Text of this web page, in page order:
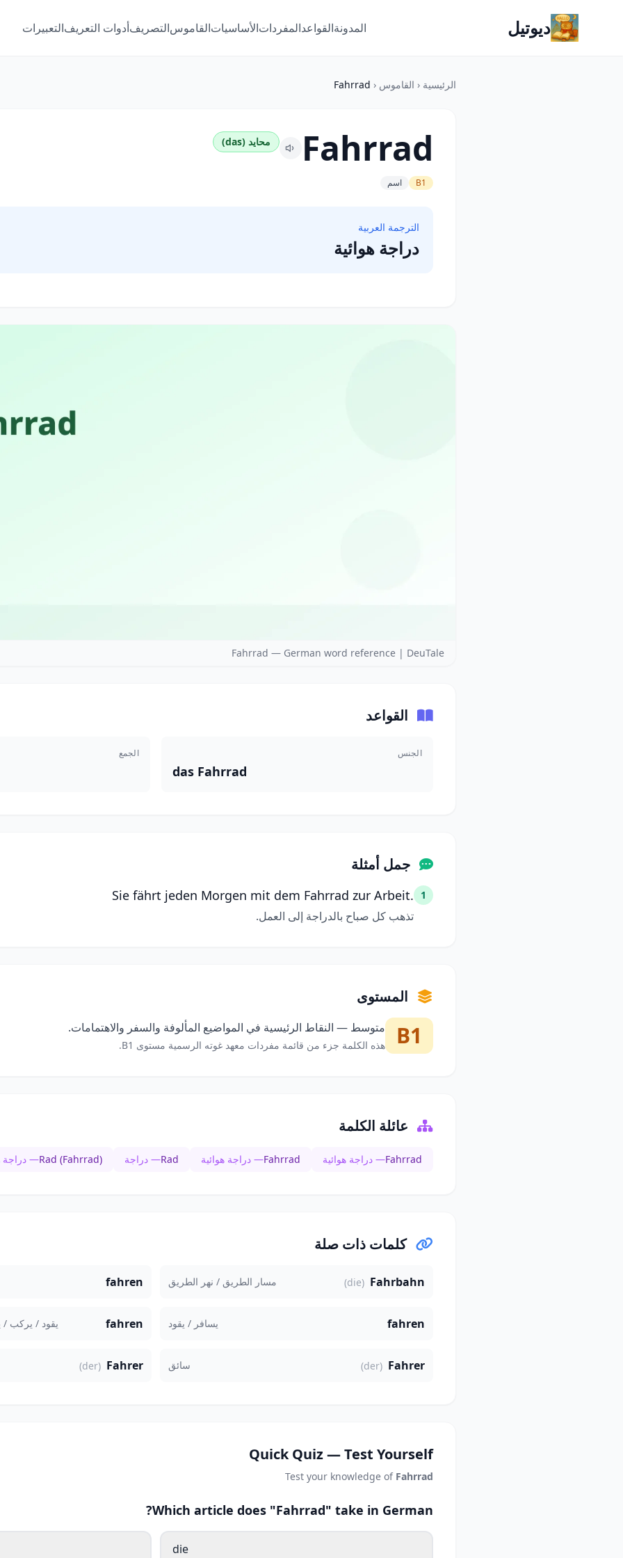
ديوتيل المدونةالقواعدالمفرداتالأساسياتالقاموسالتصريفأدوات التعريفالتعبيرات
الرئيسية ‹ القاموس ‹
Fahrrad
Fahrrad محايد (das)
B1 اسم
الترجمة العربية
دراجة هوائية
Fahrrad — German word reference | DeuTale
القواعد
الجنس
das Fahrrad
الجمع
جمل أمثلة
1
Sie fährt jeden Morgen mit dem Fahrrad zur Arbeit.
تذهب كل صباح بالدراجة إلى العمل.
المستوى
B1 متوسط — النقاط الرئيسية في المواضيع المألوفة والسفر والاهتمامات.
هذه الكلمة جزء من قائمة مفردات معهد غوته الرسمية مستوى B1.
عائلة الكلمة
Fahrrad— دراجة هوائية Fahrrad— دراجة هوائية Rad— دراجة Rad (Fahrrad)— دراجة
كلمات ذات صلة
Fahrbahn
(die) مسار الطريق / نهر الطريق fahren
fahren يسافر / يقود fahren يقود / يركب
Fahrer
(der) سائق Fahrer
(der)
Quick Quiz — Test Yourself
Test your knowledge of Fahrrad
Which article does "Fahrrad" take in German?
die